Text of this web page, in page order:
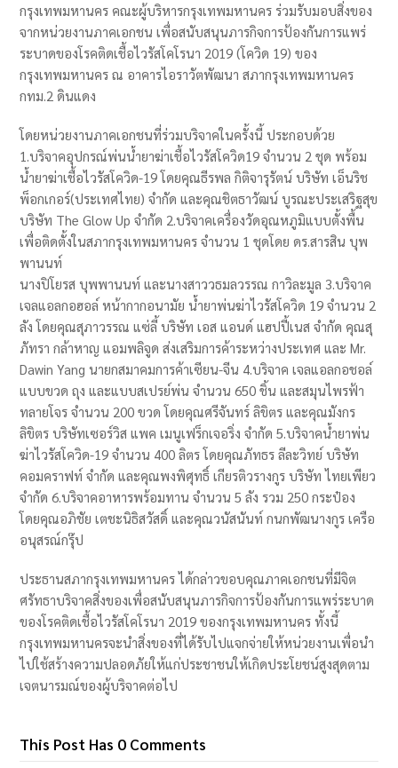
กรุงเทพมหานคร คณะผู้บริหารกรุงเทพมหานคร ร่วมรับมอบสิ่งของ
จากหน่วยงานภาคเอกชน เพื่อสนับสนุนภารกิจการป้องกันการแพร่
ระบาดของโรคติดเชื้อไวรัสโคโรนา 2019 (โควิด 19) ของ
กรุงเทพมหานคร ณ อาคารไอราวัตพัฒนา สภากรุงเทพมหานคร
กทม.2 ดินแดง
โดยหน่วยงานภาคเอกชนที่ร่วมบริจาคในครั้งนี้ ประกอบด้วย
1.บริจาคอุปกรณ์พ่นน้ำยาฆ่าเชื้อไวรัสโควิด19 จำนวน 2 ชุด พร้อม
น้ำยาฆ่าเชื้อไวรัสโควิด-19 โดยคุณธีรพล กิติจารุรัตน์ บริษัท เอ็นริช
พ็อกเกอร์(ประเทศไทย) จำกัด และคุณชิตธาวัฒน์ บูรณะประเสริฐสุข
บริษัท The Glow Up จำกัด 2.บริจาคเครื่องวัดอุณหภูมิแบบตั้งพื้น
เพื่อติดตั้งในสภากรุงเทพมหานคร จำนวน 1 ชุดโดย ดร.สารสิน บุพ
พานนท์
นางปิโยรส บุพพานนท์ และนางสาววธมลวรรณ กาวิละมูล 3.บริจาค
เจลแอลกอฮอล์ หน้ากากอนามัย น้ำยาพ่นฆ่าไวรัสโควิด 19 จำนวน 2
ลัง โดยคุณสุภาวรรณ แซ่ลี้ บริษัท เอส แอนด์ แฮปปี้เนส จำกัด คุณสุ
ภัทรา กล้าหาญ แอมพลิจูด ส่งเสริมการค้าระหว่างประเทศ และ Mr.
Dawin Yang นายกสมาคมการค้าเซียน-จีน 4.บริจาค เจลแอลกอชอล์
แบบขวด ถุง และแบบสเปรย์พ่น จำนวน 650 ชิ้น และสมุนไพรฟ้า
ทลายโจร จำนวน 200 ขวด โดยคุณศรีจันทร์ ลิขิตร และคุณมังกร
ลิขิตร บริษัทเซอร์วิส แพค เมนูเฟร็กเจอริ่ง จำกัด 5.บริจาคน้ำยาพ่น
ฆ่าไวรัสโควิด-19 จำนวน 400 ลิตร โดยคุณภัทธร ลีละวิทย์ บริษัท
คอมคราฟท์ จำกัด และคุณพงพิศุทธิ์ เกียรติวรางกูร บริษัท ไทยเพียว
จำกัด 6.บริจาคอาหารพร้อมทาน จำนวน 5 ลัง รวม 250 กระป๋อง
โดยคุณอภิชัย เตชะนิธิสวัสดิ์ และคุณวนัสนันท์ กนกพัฒนางกูร เครือ
อนุสรณ์กรุ๊ป
ประธานสภากรุงเทพมหานคร ได้กล่าวขอบคุณภาคเอกชนที่มีจิต
ศรัทธาบริจาคสิ่งของเพื่อสนับสนุนภารกิจการป้องกันการแพร่ระบาด
ของโรคติดเชื้อไวรัสโคโรนา 2019 ของกรุงเทพมหานคร ทั้งนี้
กรุงเทพมหานครจะนำสิ่งของที่ได้รับไปแจกจ่ายให้หน่วยงานเพื่อนำ
ไปใช้สร้างความปลอดภัยให้แก่ประชาชนให้เกิดประโยชน์สูงสุดตาม
เจตนารมณ์ของผู้บริจาคต่อไป
This Post Has 0 Comments